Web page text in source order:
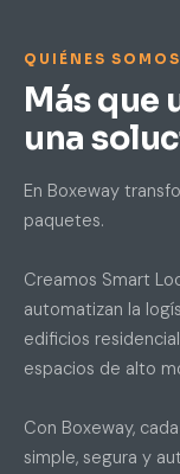
QUIÉNES SOMOS
Más que
una
En Boxeway
paquetes.
Creamos Smart
automatizan la
edificios
espacios de alto
Con Boxeway,
simple, segura y